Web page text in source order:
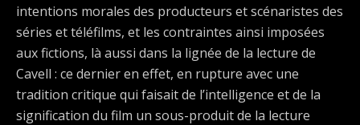
intentions morales des producteurs et scénaristes des
séries et téléfilms, et les contraintes ainsi imposées
aux fictions, là aussi dans la lignée de la lecture de
Cavell : ce dernier en effet, en rupture avec une
tradition critique qui faisait de l’intelligence et de la
signification du film un sous-produit de la lecture